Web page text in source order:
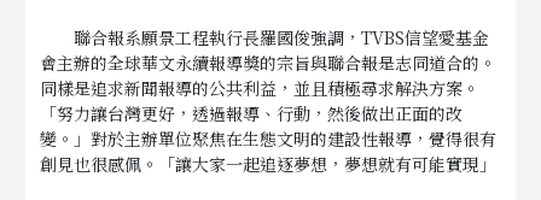
聯合報系願景工程執行長羅國俊強調，TVBS信望愛基金
會主辦的全球華文永續報導獎的宗旨與聯合報是志同道合的。
同樣是追求新聞報導的公共利益，並且積極尋求解決方案。
「努力讓台灣更好，透過報導、行動，然後做出正面的改
變。」對於主辦單位聚焦在生態文明的建設性報導，覺得很有
創見也很感佩。「讓大家一起追逐夢想，夢想就有可能實現」